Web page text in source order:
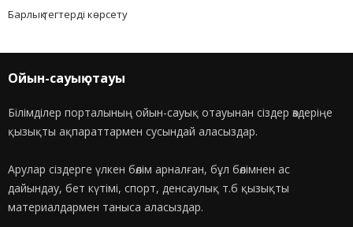
Барлық тегтерді көрсету
Ойын-сауық отауы
Білімділер порталының ойын-сауық отауынан сіздер өздеріңе
қызықты ақпараттармен сусындай аласыздар.
Арулар сіздерге үлкен бөлім арналған, бұл бөлімнен ас
дайындау, бет күтімі, спорт, денсаулық т.б қызықты
материалдармен таныса аласыздар.